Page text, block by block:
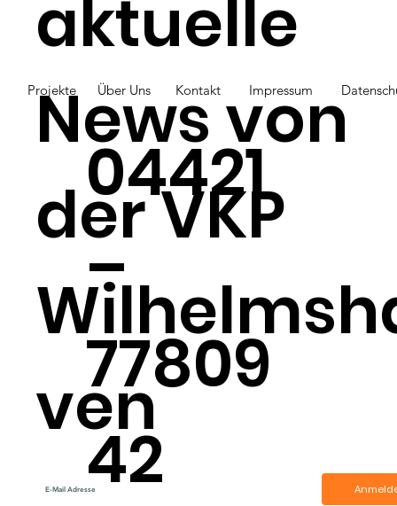
aktuelle
News von
der VKP
ven
Projekte Über Uns Kontakt Impressum
04421
–
77809
42